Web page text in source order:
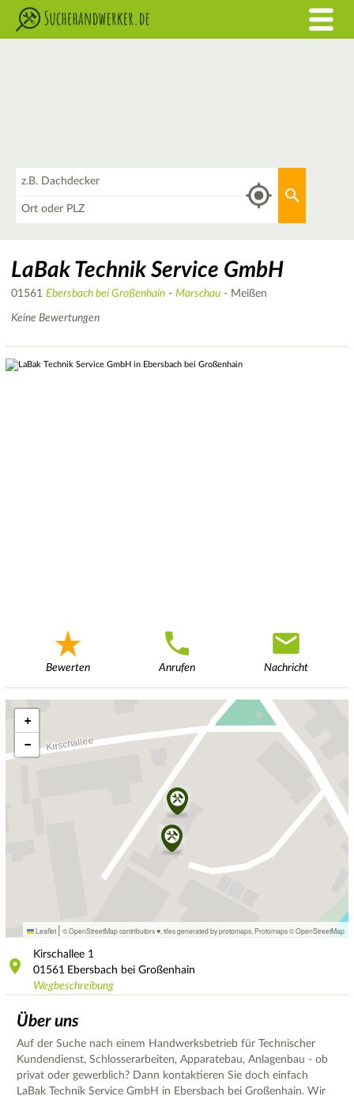
LaBak Technik Service GmbH
01561 Ebersbach bei Großenhain - Marschau - Meißen
Keine Bewertungen
Bewerten Anrufen Nachricht
+
−
Leaflet | © OpenStreetMap contributors ♥, tiles generated by protomaps Protomaps©OpenStreetMap
Kirschallee 1
01561
Ebersbach bei Großenhain
Wegbeschreibung
Über uns
Auf der Suche nach einem Handwerksbetrieb für Technischer
Kundendienst, Schlosserarbeiten, Apparatebau, Anlagenbau - ob
privat oder gewerblich? Dann kontaktieren Sie doch einfach
LaBak Technik Service GmbH in Ebersbach bei Großenhain. Wir